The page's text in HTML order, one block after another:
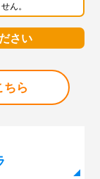
ん。
さい
ら